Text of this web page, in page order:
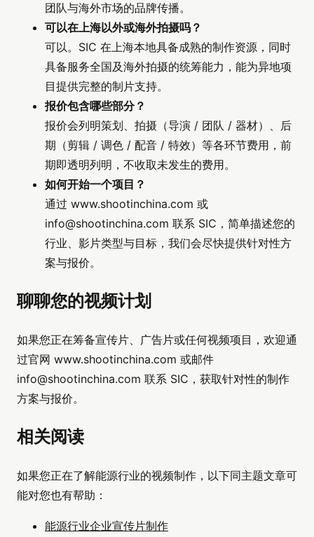
团队与海外市场的品牌传播。
可以在上海以外或海外拍摄吗？
可以。SIC 在上海本地具备成熟的制作资源，同时
具备服务全国及海外拍摄的统筹能力，能为异地项
目提供完整的制片支持。
报价包含哪些部分？
报价会列明策划、拍摄（导演 / 团队 / 器材）、后
期（剪辑 / 调色 / 配音 / 特效）等各环节费用，前
期即透明列明，不收取未发生的费用。
如何开始一个项目？
通过 www.shootinchina.com 或
info@shootinchina.com 联系 SIC，简单描述您的
行业、影片类型与目标，我们会尽快提供针对性方
案与报价。
聊聊您的视频计划
如果您正在筹备宣传片、广告片或任何视频项目，欢迎通
过官网 www.shootinchina.com 或邮件
info@shootinchina.com 联系 SIC，获取针对性的制作
方案与报价。
相关阅读
如果您正在了解能源行业的视频制作，以下同主题文章可
能对您也有帮助：
能源行业企业宣传片制作